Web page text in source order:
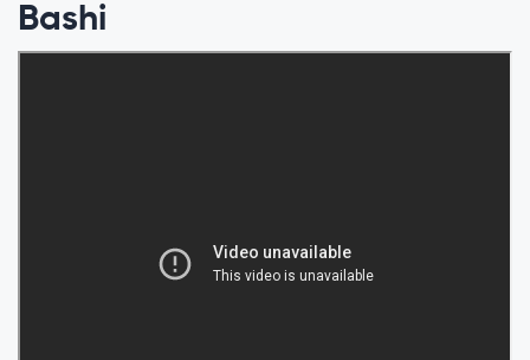
Bashi